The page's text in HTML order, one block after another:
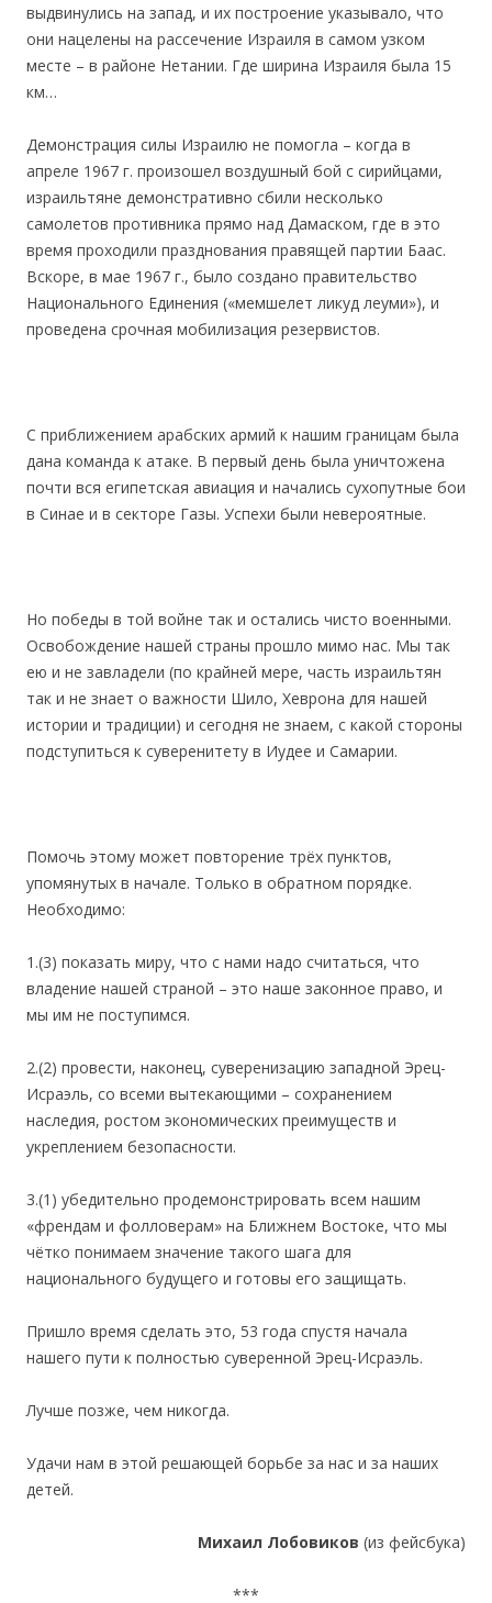
выдвинулись на запад, и их построение указывало, что
они нацелены на рассечение Израиля в самом узком
месте – в районе Нетании. Где ширина Израиля была 15
км…
Демонстрация силы Израилю не помогла – когда в
апреле 1967 г. произошел воздушный бой с сирийцами,
израильтяне демонстративно сбили несколько
самолетов противника прямо над Дамаском, где в это
время проходили празднования правящей партии Баас.
Вскоре, в мае 1967 г., было создано правительство
Национального Единения («мемшелет ликуд леуми»), и
проведена срочная мобилизация резервистов.
С приближением арабских армий к нашим границам была
дана команда к атаке. В первый день была уничтожена
почти вся египетская авиация и начались сухопутные бои
в Синае и в секторе Газы. Успехи были невероятные.
Но победы в той войне так и остались чисто военными.
Освобождение нашей страны прошло мимо нас. Мы так
ею и не завладели (по крайней мере, часть израильтян
так и не знает о важности Шило, Хеврона для нашей
истории и традиции) и сегодня не знаем, с какой стороны
подступиться к суверенитету в Иудее и Самарии.
Помочь этому может повторение трёх пунктов,
упомянутых в начале. Только в обратном порядке.
Необходимо:
1.(3) показать миру, что с нами надо считаться, что
владение нашей страной – это наше законное право, и
мы им не поступимся.
2.(2) провести, наконец, суверенизацию западной Эрец-
Исраэль, со всеми вытекающими – сохранением
наследия, ростом экономических преимуществ и
укреплением безопасности.
3.(1) убедительно продемонстрировать всем нашим
«френдам и фолловерам» на Ближнем Востоке, что мы
чётко понимаем значение такого шага для
национального будущего и готовы его защищать.
Пришло время сделать это, 53 года спустя начала
нашего пути к полностью суверенной Эрец-Исраэль.
Лучше позже, чем никогда.
Удачи нам в этой решающей борьбе за нас и за наших
детей.
Михаил Лобовиков (из фейсбука)
***